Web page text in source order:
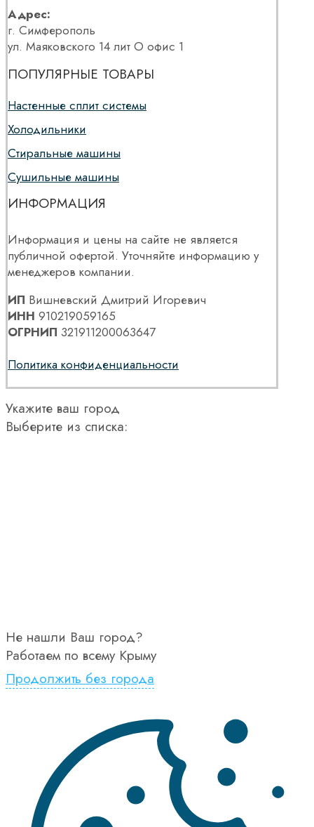
Адрес:
г. Симферополь
ул. Маяковского 14 лит О офис 1
ПОПУЛЯРНЫЕ ТОВАРЫ
Настенные сплит системы
Холодильники
Стиральные машины
Сушильные машины
ИНФОРМАЦИЯ
Информация и цены на сайте не является
публичной офертой. Уточняйте информацию у
менеджеров компании.
ИП Вишневский Дмитрий Игоревич
ИНН 910219059165
ОГРНИП 321911200063647
Политика конфиденциальности
Укажите ваш город
Выберите из списка:
Не нашли Ваш город?
Работаем по всему Крыму
Продолжить без города